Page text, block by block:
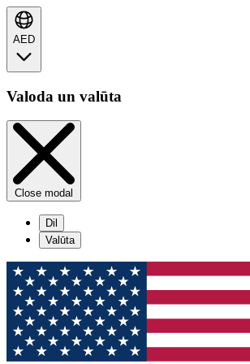
AED
Valoda un valūta
Close modal
Dil
Valūta